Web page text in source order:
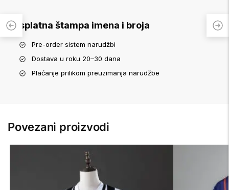
Besplatna štampa imena i broja
Pre-order sistem narudžbi
Dostava u roku 20–30 dana
Plaćanje prilikom preuzimanja narudžbe
Povezani proizvodi